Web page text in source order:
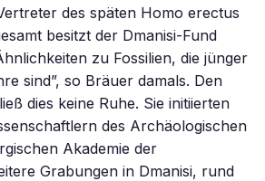
des späten Homo erectus
besitzt der Dmanisi-Fund
zu Fossilien, die jünger
sind”, so Bräuer damals. Den
dies keine Ruhe. Sie initiierten
des Archäologischen
Akademie der
Grabungen in Dmanisi, rund